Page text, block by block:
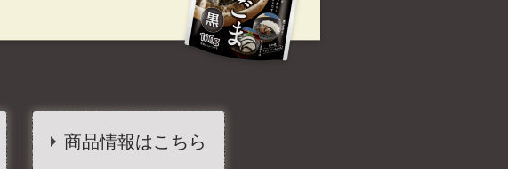
商品情報はこちら